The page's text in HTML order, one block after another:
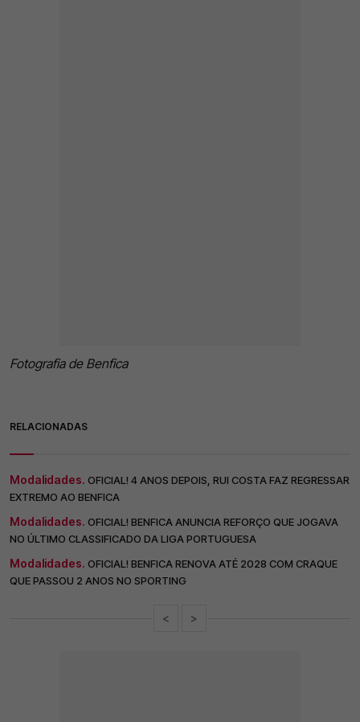
Fotografia de Benfica
RELACIONADAS
Modalidades. OFICIAL! 4 ANOS DEPOIS, RUI COSTA FAZ REGRESSAR
EXTREMO AO BENFICA
Modalidades. OFICIAL! BENFICA ANUNCIA REFORÇO QUE JOGAVA
NO ÚLTIMO CLASSIFICADO DA LIGA PORTUGUESA
Modalidades. OFICIAL! BENFICA RENOVA ATÉ 2028 COM CRAQUE
QUE PASSOU 2 ANOS NO SPORTING
< >